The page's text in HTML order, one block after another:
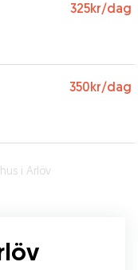
325kr/dag
350kr/dag
i Arlöv